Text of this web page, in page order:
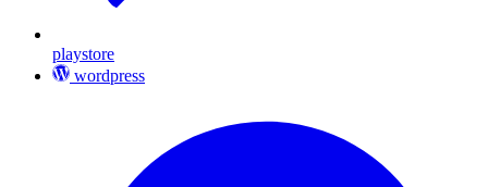
playstore
wordpress